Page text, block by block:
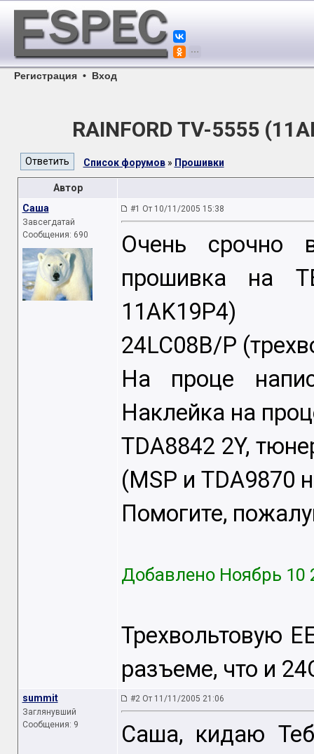
Регистрация • Вход
RAINFORD TV-5555
Список форумов» Прошивки
Автор
Caша
Завсегдатай
Сообщения: 690
#1 От 10/11/2005 15:38
Очень срочно
прошивка на
11AK19P4)
24LC08B/P
На проце
Наклейка на
TDA8842 2Y,
(MSP и TDA9870
Помогите,
Добавлено Ноябрь 10
Трехвольтовую
разъеме, что и
summit
Заглянувший
Сообщения: 9
#2 От 11/11/2005 21:06
Саша, кидаю